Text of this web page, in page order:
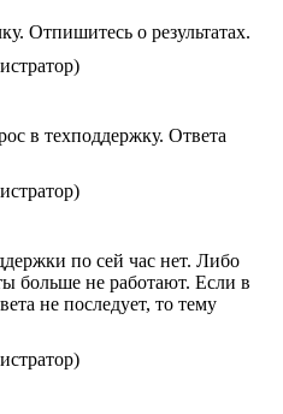
Отпишитесь о результатах.
в техподдержку. Ответа
по сей час нет. Либо
больше не работают. Если в
не последует, то тему